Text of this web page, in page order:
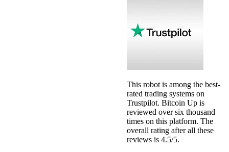
This robot is among the best-
rated trading systems on
Trustpilot. Bitcoin Up is
reviewed over six thousand
times on this platform. The
overall rating after all these
reviews is 4.5/5.